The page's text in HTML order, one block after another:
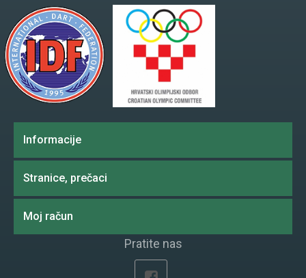
Informacije
Stranice, prečaci
Moj račun
Pratite nas